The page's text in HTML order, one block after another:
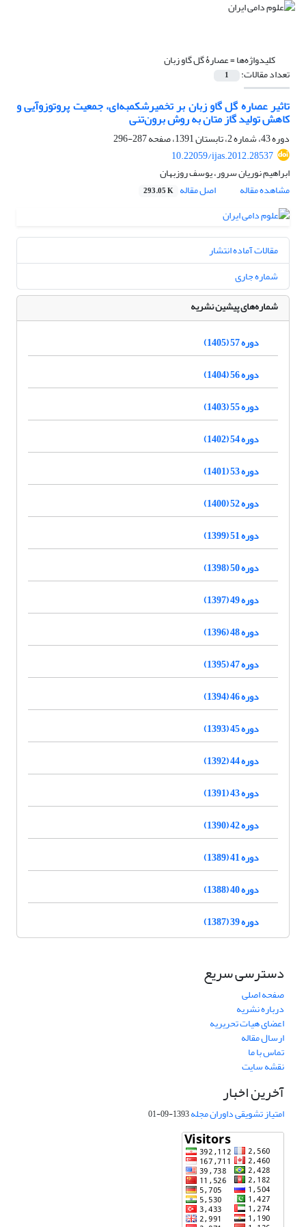
کلیدواژه‌ها =عصارۀ گل گاو زبان
تعداد مقالات: 1
تاثیر عصاره گل گاو زبان بر تخمیرشکمبه‌ای، جمعیت پروتوزوآیی و
کاهش تولید گاز متان به روش برون‌تنی
دوره 43، شماره 2، تابستان 1391، صفحه
287-296
10.22059/ijas.2012.28537
ابراهیم نوریان سرور، یوسف روزبهان
مشاهده مقاله
اصل مقاله 293.05 K
مقالات آماده انتشار
شماره جاری
شماره‌های پیشین نشریه
دوره 57 (1405)
دوره 56 (1404)
دوره 55 (1403)
دوره 54 (1402)
دوره 53 (1401)
دوره 52 (1400)
دوره 51 (1399)
دوره 50 (1398)
دوره 49 (1397)
دوره 48 (1396)
دوره 47 (1395)
دوره 46 (1394)
دوره 45 (1393)
دوره 44 (1392)
دوره 43 (1391)
دوره 42 (1390)
دوره 41 (1389)
دوره 40 (1388)
دوره 39 (1387)
دسترسی سریع
صفحه اصلی
درباره نشریه
اعضای هیات تحریریه
ارسال مقاله
تماس با ما
نقشه سایت
آخرین اخبار
امتیاز تشویقی داوران مجله1393-09-01